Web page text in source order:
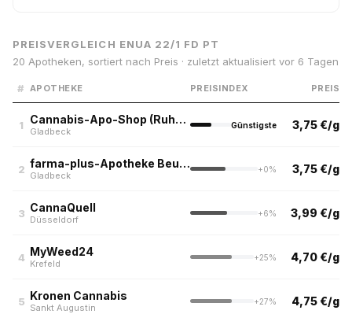
PREISVERGLEICH ENUA 22/1 FD PT
20 Apotheken, sortiert nach Preis · zuletzt aktualisiert vor 6 Tagen
# APOTHEKE PREISINDEX PREIS
1 Cannabis-Apo-Shop (Ruhrpott)
Gladbeck
Günstigste 3,75 €/g
2 farma-plus-Apotheke Beuth in Gladbeck
Gladbeck
+0% 3,75 €/g
3 CannaQuell
Düsseldorf
+6% 3,99 €/g
4 MyWeed24
Krefeld
+25% 4,70 €/g
5 Kronen Cannabis
Sankt Augustin
+27% 4,75 €/g